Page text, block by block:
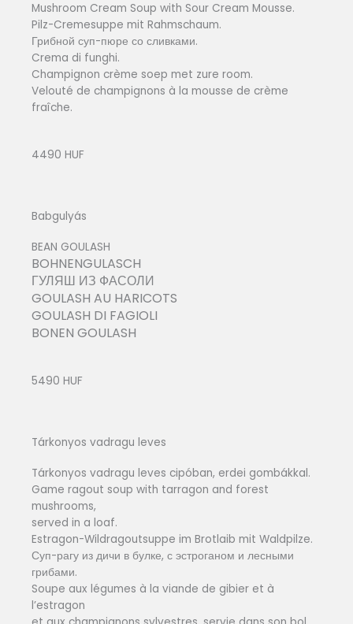
Mushroom Cream Soup with Sour Cream Mousse.
Pilz-Cremesuppe mit Rahmschaum.
Грибной суп-пюре со сливками.
Crema di funghi.
Champignon crème soep met zure room.
Velouté de champignons à la mousse de crème
fraîche.
4490 HUF
Babgulyás
BEAN GOULASH
BOHNENGULASCH
ГУЛЯШ ИЗ ФАСОЛИ
GOULASH AU HARICOTS
GOULASH DI FAGIOLI
BONEN GOULASH
5490 HUF
Tárkonyos vadragu leves
Tárkonyos vadragu leves cipóban, erdei gombákkal.
Game ragout soup with tarragon and forest
mushrooms,
served in a loaf.
Estragon-Wildragoutsuppe im Brotlaib mit Waldpilze.
Суп-рагу из дичи в булке, с эстроганом и лесными
грибами.
Soupe aux légumes à la viande de gibier et à
l’estragon